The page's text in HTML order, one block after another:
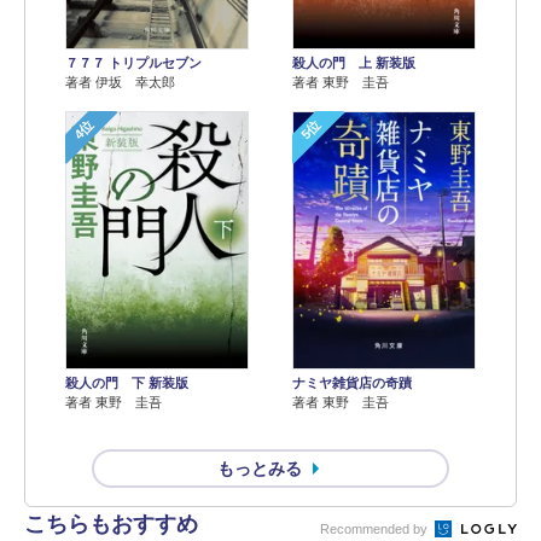
７７７ トリプルセブン
著者 伊坂 幸太郎
殺人の門 上 新装版
著者 東野 圭吾
4位
殺人の門 下 新装版
著者 東野 圭吾
5位
ナミヤ雑貨店の奇蹟
著者 東野 圭吾
もっとみる
こちらもおすすめ Recommended by